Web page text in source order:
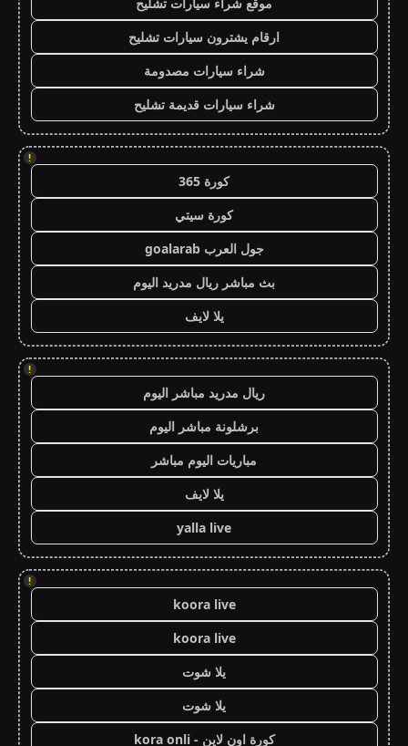
ارقام يشترون سيارات تشليح
شراء سيارات مصدومة
شراء سيارات قديمة تشليح
!
كورة 365
كورة سيتي
جول العرب goalarab
بث مباشر ريال مدريد اليوم
يلا لايف
!
ريال مدريد مباشر اليوم
برشلونة مباشر اليوم
مباريات اليوم مباشر
يلا لايف
yalla live
!
koora live
koora live
يلا شوت
يلا شوت
كورة اون لاين - kora onli